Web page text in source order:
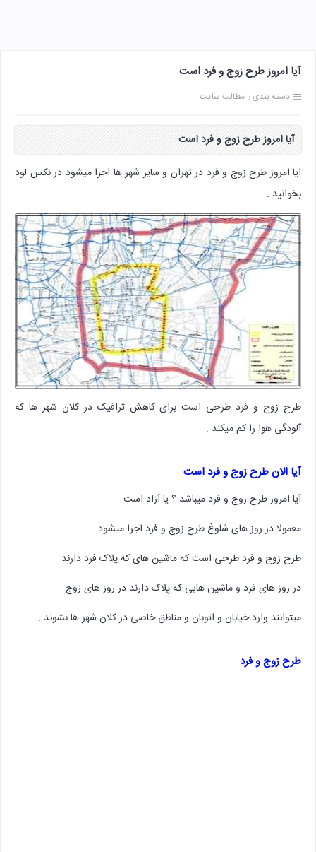
آیا امروز طرح زوج و فرد است
دسته بندی : مطالب سایت
آیا امروزطرح زوج و فرداست
ایا امروز طرح زوج و فرد در تهران و سایر شهر ها اجرا میشود در نکس لود
بخوانید .
طرح زوج و فرد طرحی است برای کاهش ترافیک در کلان شهر ها که
آلودگی هوا را کم میکند .
آیا الانطرح زوج و فرد است
آیا امروز طرح زوج و فرد میباشد ؟ یا آزاد است
معمولا در روز های شلوغ طرح زوج و فرد اجرا میشود
طرح زوج و فرد طرحی است که ماشین های که پلاک فرد دارند
در روز های فرد و ماشین هایی که پلاک دارند در روز های زوج
میتوانند وارد خیابان و اتوبان و مناطق خاصی در کلان شهر ها بشوند .
طرح زوج و فرد